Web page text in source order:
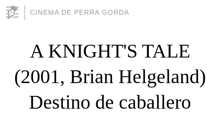
CINEMA DE PERRA GORDA
A KNIGHT'S TALE
(2001, Brian Helgeland)
Destino de caballero